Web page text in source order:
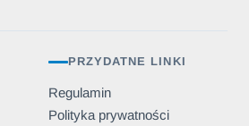
PRZYDATNE LINKI
Regulamin
Polityka prywatności